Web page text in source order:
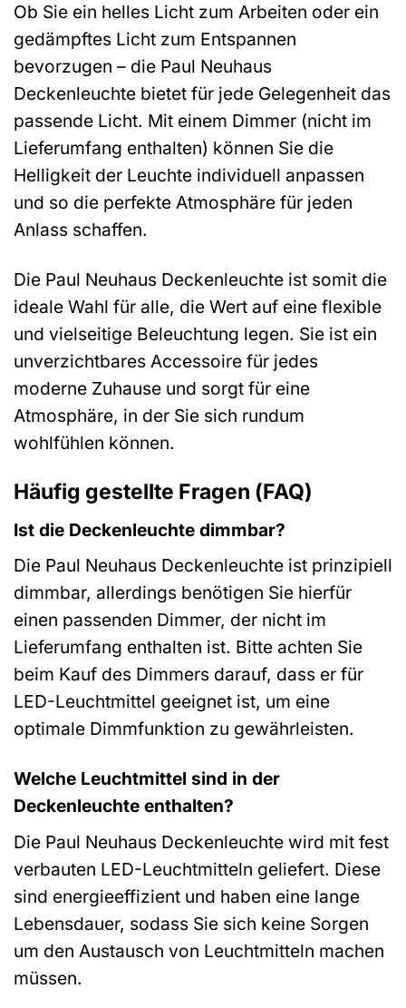
Ob Sie ein helles Licht zum Arbeiten oder ein
gedämpftes Licht zum Entspannen
bevorzugen – die Paul Neuhaus
Deckenleuchte bietet für jede Gelegenheit das
passende Licht. Mit einem Dimmer (nicht im
Lieferumfang enthalten) können Sie die
Helligkeit der Leuchte individuell anpassen
und so die perfekte Atmosphäre für jeden
Anlass schaffen.
Die Paul Neuhaus Deckenleuchte ist somit die
ideale Wahl für alle, die Wert auf eine flexible
und vielseitige Beleuchtung legen. Sie ist ein
unverzichtbares Accessoire für jedes
moderne Zuhause und sorgt für eine
Atmosphäre, in der Sie sich rundum
wohlfühlen können.
Häufig gestellte Fragen (FAQ)
Ist die Deckenleuchte dimmbar?
Die Paul Neuhaus Deckenleuchte ist prinzipiell
dimmbar, allerdings benötigen Sie hierfür
einen passenden Dimmer, der nicht im
Lieferumfang enthalten ist. Bitte achten Sie
beim Kauf des Dimmers darauf, dass er für
LED-Leuchtmittel geeignet ist, um eine
optimale Dimmfunktion zu gewährleisten.
Welche Leuchtmittel sind in der
Deckenleuchte enthalten?
Die Paul Neuhaus Deckenleuchte wird mit fest
verbauten LED-Leuchtmitteln geliefert. Diese
sind energieeffizient und haben eine lange
Lebensdauer, sodass Sie sich keine Sorgen
um den Austausch von Leuchtmitteln machen
müssen.